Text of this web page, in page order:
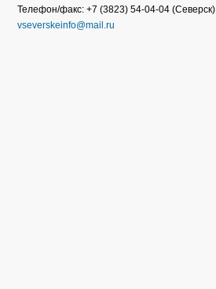
Телефон/факс: +7 (3823) 54-04-04 (Северск)
vseverskeinfo@mail.ru